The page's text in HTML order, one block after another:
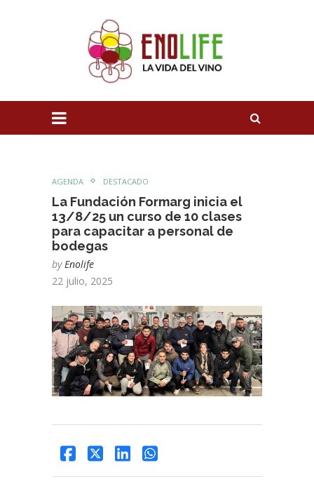
AGENDA DESTACADO
La Fundación Formarg inicia el
13/8/25 un curso de 10 clases
para capacitar a personal de
bodegas
by Enolife
22 julio, 2025